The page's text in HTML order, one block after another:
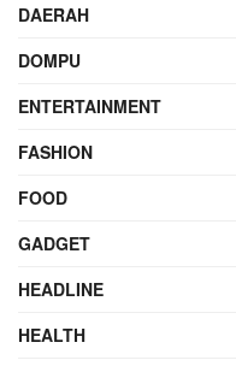
DAERAH
DOMPU
ENTERTAINMENT
FASHION
FOOD
GADGET
HEADLINE
HEALTH